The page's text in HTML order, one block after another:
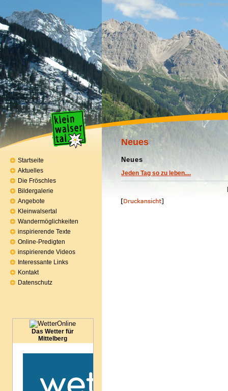
Stichworte ·
Neues
Neues
Jeden Tag so zu leben....
[
Startseite
Aktuelles
Die Fröschles
Bildergalerie
Angebote
Kleinwalsertal
Wandermöglichkeiten
inspirierende Texte
Online-Predigten
inspirierende Videos
Interessante Links
Kontakt
Datenschutz
Das Wetter für
Mittelberg